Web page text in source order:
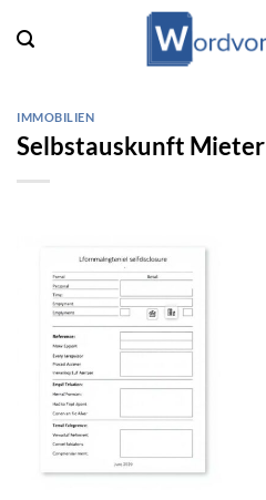
Inhalt
IMMOBILIEN
Selbstauskunft Mieter